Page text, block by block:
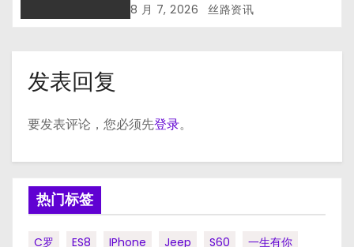
8 月 7, 2026 丝路资讯
发表回复
要发表评论，您必须先登录。
热门标签
C罗 ES8 IPhone Jeep S60 一生有你